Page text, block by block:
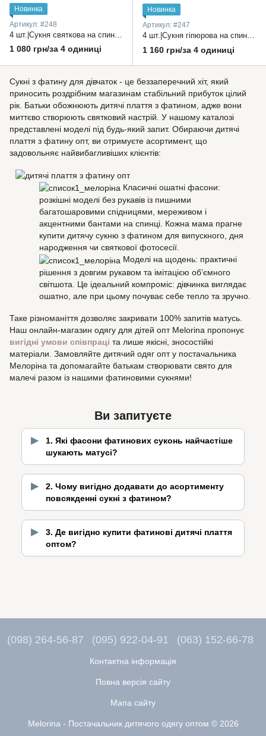
Новинка
Артикул: #248
1 080 грн/за 4 одиниці
Новинка
Артикул: #247
4 шт.|Сукня гіпюрова на спинці блискавка, великий бант спереду квіти+обідок з квітами 1-4 роки
1 160 грн/за 4 одиниці
Сукні з фатину для дівчаток - це беззаперечний хіт, який
приносить роздрібним магазинам стабільний прибуток цілий
рік. Батьки обожнюють дитячі плаття з фатином, адже вони
миттєво створюють святковий настрій. У нашому каталозі
представлені моделі під будь-який запит. Обираючи дитячі
плаття з фатину опт, ви отримуєте асортимент, що
задовольняє найвибагливіших клієнтів:
Класичні ошатні фасони:
розкішні моделі без рукавів із пишними
багатошаровими спідницями, мереживом і
акцентними бантами на спинці. Кожна мама прагне
купити дитячу сукню з фатином для випускного, дня
народження чи святкової фотосесії.
Моделі на щодень: практичні
рішення з довгим рукавом та імітацією об’ємного
світшота. Це ідеальний компроміс: дівчинка виглядає
ошатно, але при цьому почуває себе тепло та зручно.
Таке різноманіття дозволяє закривати 100% запитів матусь.
Наш онлайн-магазин одягу для дітей опт Melorina пропонує
вигідні умови співпраці та лише якісні, зносостійкі
матеріали. Замовляйте дитячий одяг опт у постачальника
Мелоріна та допомагайте батькам створювати свято для
малечі разом із нашими фатиновими сукнями!
Ви запитуєте
1. Які фасони фатинових суконь найчастіше
шукають матусі?
2. Чому вигідно додавати до асортименту
повсякденні сукні з фатином?
3. Де вигідно купити фатинові дитячі плаття
оптом?
(098) 264-56-87 (095) 922-04-91 (063) 152-66-78
Контактна інформація
Повна версія сайту
Мапа сайту
Melorina - Постачальник дитячого одягу оптом © 2026